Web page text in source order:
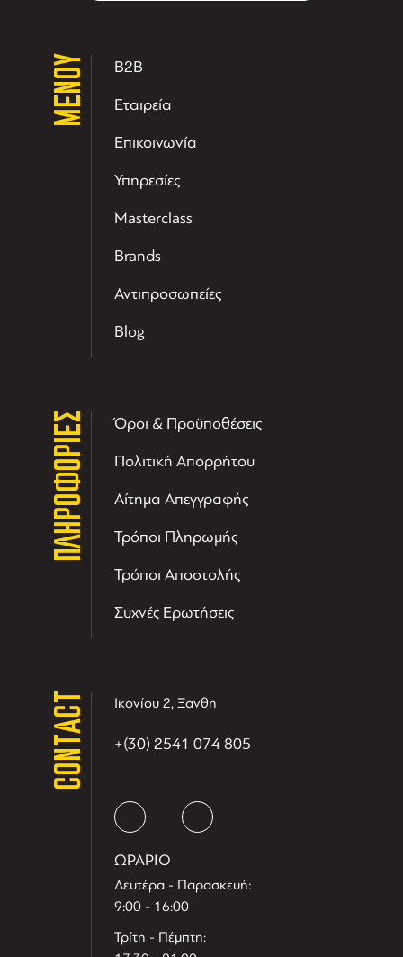
ΜΕΝΟΥ B2B
Εταιρεία
Επικοινωνία
Υπηρεσίες
Masterclass
Brands
Αντιπροσωπείες
Blog
ΠΛΗΡΟΦΟΡΙΕΣ Όροι & Προϋποθέσεις
Πολιτική Απορρήτου
Αίτημα Απεγγραφής
Τρόποι Πληρωμής
Τρόποι Αποστολής
Συχνές Ερωτήσεις
CONTACT Ικονίου 2, Ξανθη
+(30) 2541 074 805
ΩΡΑΡΙΟ
Δευτέρα - Παρασκευή:
9:00 - 16:00
Τρίτη - Πέμπτη: